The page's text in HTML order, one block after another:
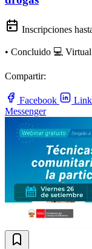
Inscripciones
• Concluido 💻 Virtual
Compartir:
Facebook
Messenger